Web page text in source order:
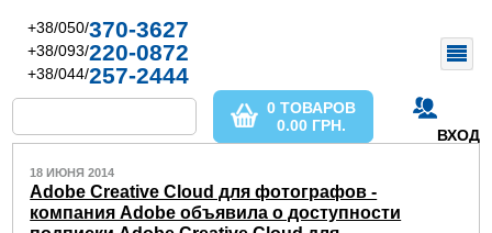
+38/050/370-3627
+38/093/220-0872
+38/044/257-2444
ВХОД
0 ТОВАРОВ
0.00 ГРН.
18 ИЮНЯ 2014
Adobe Creative Cloud для фотографов -
компания Adobe объявила о доступности